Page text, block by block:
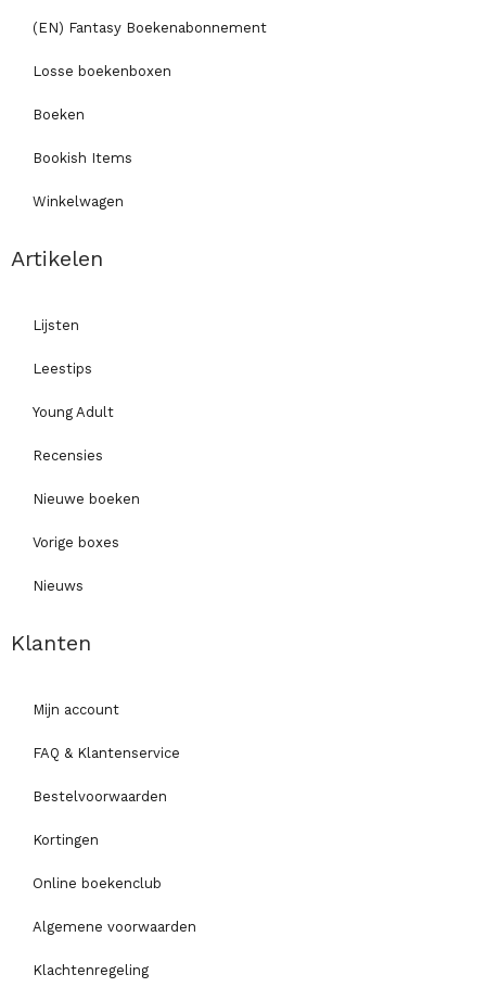
(EN) Fantasy Boekenabonnement
Losse boekenboxen
Boeken
Bookish Items
Winkelwagen
Artikelen
Lijsten
Leestips
Young Adult
Recensies
Nieuwe boeken
Vorige boxes
Nieuws
Klanten
Mijn account
FAQ & Klantenservice
Bestelvoorwaarden
Kortingen
Online boekenclub
Algemene voorwaarden
Klachtenregeling